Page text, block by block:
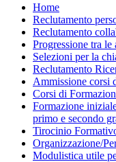
Home
Reclutamento
Reclutamento
Progressione tra le
Selezioni per la
Reclutamento
Ammissione corsi
Corsi di
Formazione
primo e secondo
Tirocinio
Organizzazione/
Modulistica utile